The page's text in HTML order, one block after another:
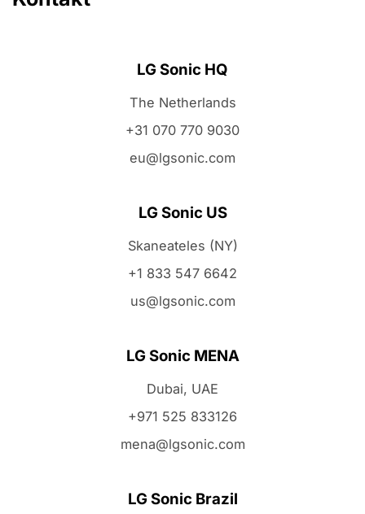
LG Sonic HQ
The Netherlands
+31 070 770 9030
eu@lgsonic.com
LG Sonic US
Skaneateles (NY)
+1 833 547 6642
us@lgsonic.com
LG Sonic MENA
Dubai, UAE
+971 525 833126
mena@lgsonic.com
LG Sonic Brazil